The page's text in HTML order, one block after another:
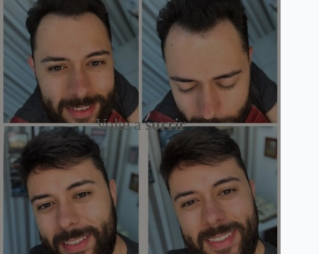
Volte asorrir